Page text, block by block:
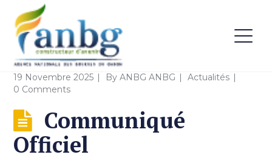
19 Novembre 2025 ByANBG ANBG
Actualités
0 Comments
Communiqué
Officiel